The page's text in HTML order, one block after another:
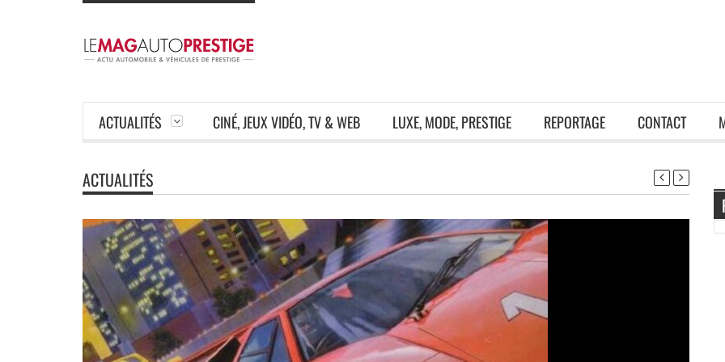
ACTUALITÉS CINÉ, JEUX VIDÉO, TV & WEB LUXE, MODE, PRESTIGE REPORTAGE CONTACT
ACTUALITÉS